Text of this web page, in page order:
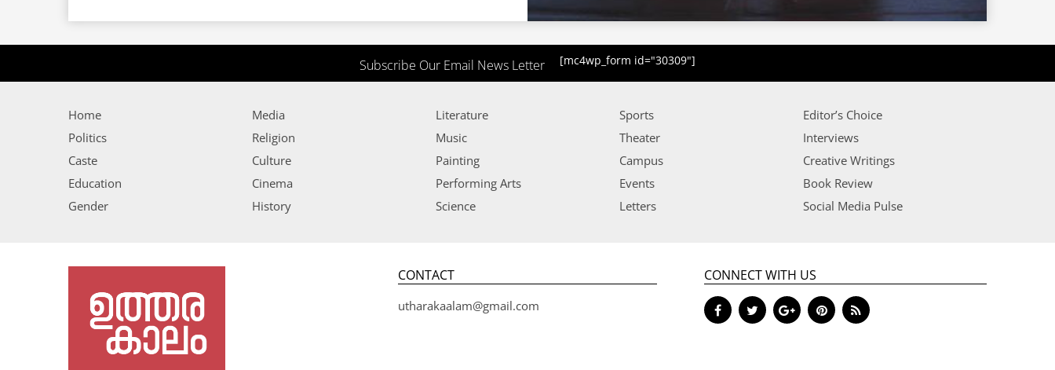
Subscribe Our Email News Letter [mc4wp_form id="30309"]
Home
Politics
Caste
Education
Gender
Media
Religion
Culture
Cinema
History
Literature
Music
Painting
Performing Arts
Science
Sports
Theater
Campus
Events
Letters
Editor’s Choice
Interviews
Creative Writings
Book Review
Social Media Pulse
CONTACT
utharakaalam@gmail.com
CONNECT WITH US